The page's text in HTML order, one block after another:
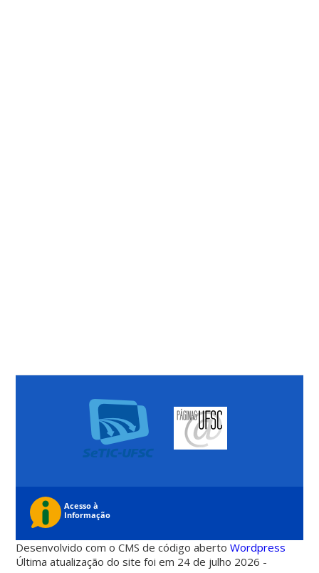
Desenvolvido com o CMS de código abertoWordpress
Última atualização do site foi em 24 de julho 2026 -